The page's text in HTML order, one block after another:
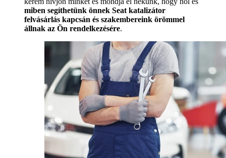
miben segíthetünk önnek Seat katalizátor
felvásárlás kapcsán és szakembereink örömmel
állnak az Ön rendelkezésére.